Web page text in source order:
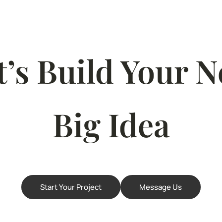
Build Your
Big Idea
Start Your Project Message Us